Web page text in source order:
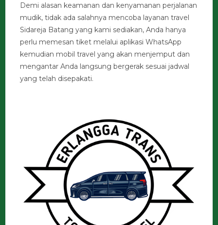
Demi alasan keamanan dan kenyamanan perjalanan
mudik, tidak ada salahnya mencoba layanan travel
Sidareja Batang yang kami sediakan, Anda hanya
perlu memesan tiket melalui aplikasi WhatsApp
kemudian mobil travel yang akan menjemput dan
mengantar Anda langsung bergerak sesuai jadwal
yang telah disepakati.